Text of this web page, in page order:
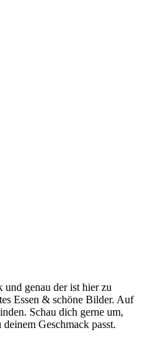
und genau der ist hier zu
Essen & schöne Bilder. Auf
Schau dich gerne um,
Geschmack passt.